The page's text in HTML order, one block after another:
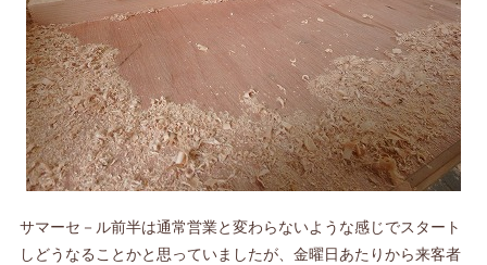
サマーセ－ル前半は通常営業と変わらないような感じでスタート
しどうなることかと思っていましたが、金曜日あたりから来客者